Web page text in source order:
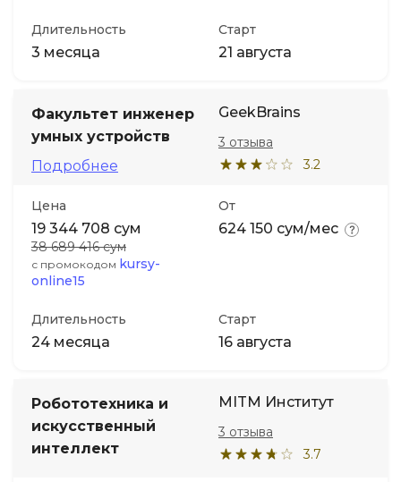
Длительность
3 месяца
Старт
21 августа
Факультет инженер
умных устройств
Подробнее
GeekBrains
3.2
3 отзыва
Цена
19 344 708 сум
38 689 416 сум
с промокодом kursy-
online15
От
624 150 сум/мес
Длительность
24 месяца
Старт
16 августа
Робототехника и
искусственный
интеллект
MITM Институт
3.7
3 отзыва